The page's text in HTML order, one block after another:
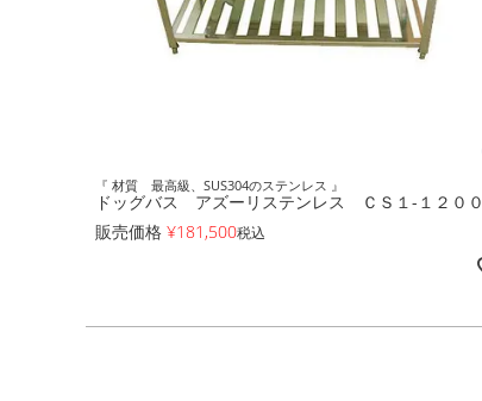
『 材質 最高級、SUS304のステンレス 』
ドッグバス アズーリステンレス ＣＳ１-１２００
販売価格 ¥181,500税込